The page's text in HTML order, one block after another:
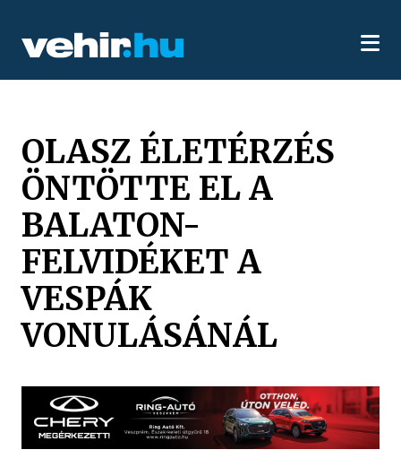
OLASZ ÉLETÉRZÉS
ÖNTÖTTE EL A
BALATON-
FELVIDÉKET A
VESPÁK
VONULÁSÁNÁL